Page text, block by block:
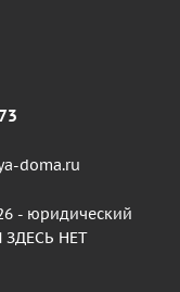
doma.ru
- юридический
ЗДЕСЬ НЕТ